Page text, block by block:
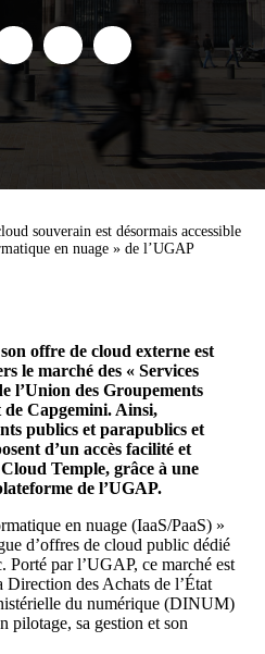
Partager "Notre cloud
Partager "Notre cloud
Partager "Notre
souverain est désormais accessible
en nuage » de l’UGAP
offre de cloud externe est
le marché des « Services
l’Union des Groupements
Capgemini. Ainsi,
publics et parapublics et
d’un accès facilité et
Temple, grâce à une
de l’UGAP.
en nuage (IaaS/PaaS) »
d’offres de cloud public dédié
Porté par l’UGAP, ce marché est
des Achats de l’État
du numérique (DINUM)
pilotage, sa gestion et son